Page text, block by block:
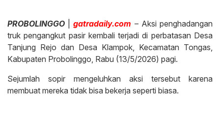
PROBOLINGGO |gatradaily.com – Aksi penghadangan
truk pengangkut pasir kembali terjadi di perbatasan Desa
Tanjung Rejo dan Desa Klampok, Kecamatan Tongas,
Kabupaten Probolinggo, Rabu (13/5/2026) pagi.
Sejumlah sopir mengeluhkan aksi tersebut karena
membuat mereka tidak bisa bekerja seperti biasa.